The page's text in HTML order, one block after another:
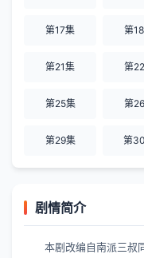
第17集 第
第21集 第
第25集 第
第29集 第
剧情简介
本剧改编自南派三叔